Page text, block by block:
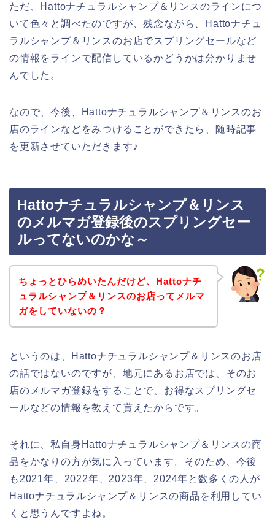
ただ、Hattoナチュラルシャンプ＆リンスのラインにつ
いて色々と調べたのですが、残念ながら、Hattoナチュ
ラルシャンプ＆リンスのお店でスプリングセールなど
の情報をラインで配信しているかどうかは分かりませ
んでした。
なので、今後、Hattoナチュラルシャンプ＆リンスのお
店のラインなどをみつけることができたら、随時記事
を更新させていただきます♪
Hattoナチュラルシャンプ＆リンス
のメルマガ登録後のスプリングセー
ルってないのかな～
ちょっとひらめいたんだけど、Hattoナチ
ュラルシャンプ＆リンスのお店ってメルマ
ガをしていないの？
というのは、Hattoナチュラルシャンプ＆リンスのお店
の話ではないのですが、地元にあるお店では、そのお
店のメルマガ登録をすることで、お得なスプリングセ
ールなどの情報を教えて貰えたからです。
それに、私自身Hattoナチュラルシャンプ＆リンスの商
品をかなりの方が気に入っています。そのため、今後
も2021年、2022年、2023年、2024年と数多くの人が
Hattoナチュラルシャンプ＆リンスの商品を利用してい
くと思うんですよね。